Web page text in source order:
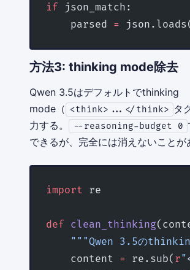
if json_match:
    parsed
=
方法3: thinking mode除去
Qwen 3.5はデフォルトでthinking
mode（ <think>...</think> タ
力する。
--reasoning-budget 0
できるが、完全には消えないことが
import re
def clean_thinking
"""Qwen 3.5のthinking
    content
= re.sub( r"